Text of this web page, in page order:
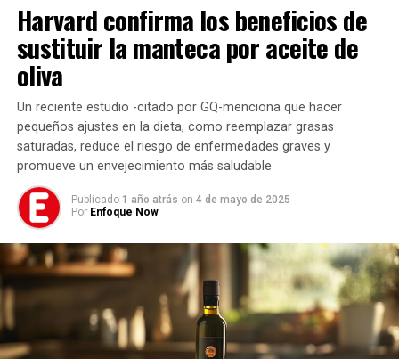
Harvard confirma los beneficios de
sustituir la manteca por aceite de
oliva
Un reciente estudio -citado por GQ-menciona que hacer
pequeños ajustes en la dieta, como reemplazar grasas
saturadas, reduce el riesgo de enfermedades graves y
promueve un envejecimiento más saludable
Publicado 1 año atrás on 4 de mayo de 2025
Por Enfoque Now